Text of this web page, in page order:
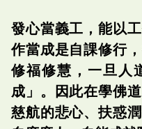
發心當義工，能以
作當成是自課修行
修福修慧，一旦人
成」。因此在學佛
慈航的悲心、扶惑